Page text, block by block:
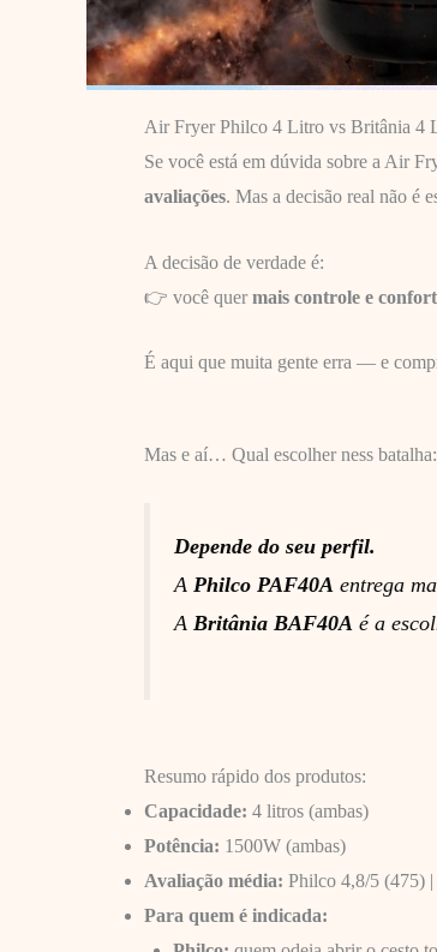
Air Fryer Philco 4 Litro vs Britânia 4
Se você está em dúvida sobre a Air
avaliações. Mas a decisão real não é
A decisão de verdade é:
👉 você quer mais controle e
É aqui que muita gente erra — e
Mas e aí… Qual escolher ness
Depende do seu perfil.
A Philco PAF40A entrega
A Britânia BAF40A é a
Resumo rápido dos produtos:
Capacidade: 4 litros (ambas)
Potência: 1500W (ambas)
Avaliação média: Philco 4,8/5 (475)
Para quem é indicada: